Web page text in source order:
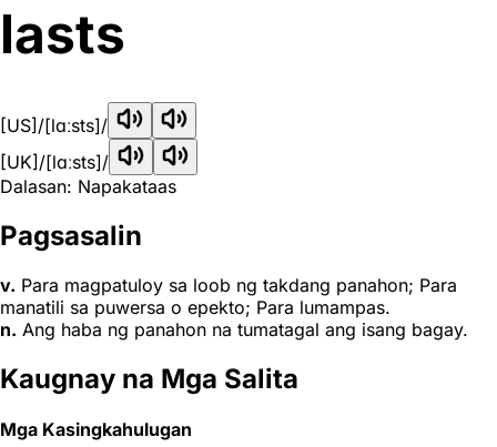
lasts
[US] /[lɑːsts]/
[UK] /[lɑːsts]/
Dalasan: Napakataas
Pagsasalin
v. Para magpatuloy sa loob ng takdang panahon; Para
manatili sa puwersa o epekto; Para lumampas.
n. Ang haba ng panahon na tumatagal ang isang bagay.
Kaugnay na Mga Salita
Mga Kasingkahulugan